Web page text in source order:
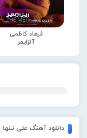
فرهاد کاظمی
آلزایمر
دانلود آهنگ علی تنها